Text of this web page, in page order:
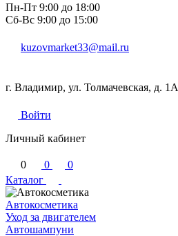
Пн-Пт 9:00 до 18:00
Сб-Вс 9:00 до 15:00
kuzovmarket33@mail.ru
г. Владимир, ул. Толмачевская, д. 1А
Войти
Личный кабинет
0 0
0
Каталог
Автокосметика
Уход за двигателем
Автошампуни